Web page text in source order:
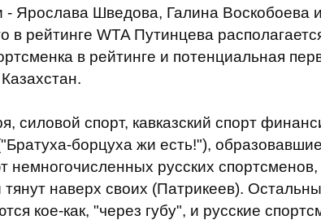
- Ярослава Шведова, Галина Воскобоева
в рейтинге WTA Путинцева
в рейтинге и потенциальная
силовой спорт, кавказский спорт
борцуха жи есть!"),
немногочисленных русских
наверх своих (Патрикеев).
кое-как, "через губу", и русские